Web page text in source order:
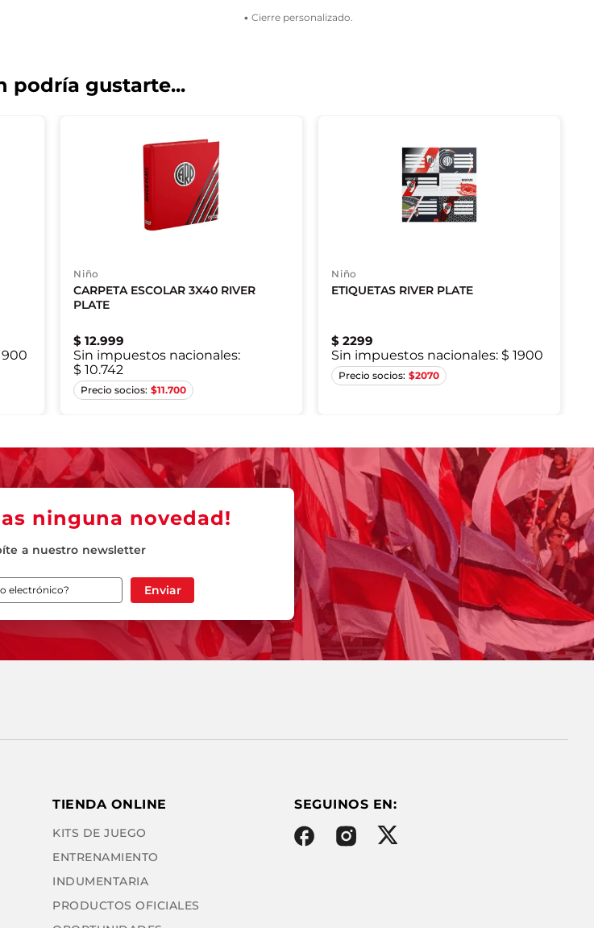
• Cierre personalizado.
podría gustarte...
Niño
CARPETA ESCOLAR 3X40 RIVER
PLATE
$ 12.999
Sin impuestos nacionales:
$ 10.742
$11.700
Niño
ETIQUETAS RIVER PLATE
$ 2299
Sin impuestos nacionales: $ 1900
$2070
Único
ninguna novedad!
a nuestro newsletter
Enviar
TIENDA ONLINE
KITS DE JUEGO
ENTRENAMIENTO
INDUMENTARIA
PRODUCTOS OFICIALES
SEGUINOS EN